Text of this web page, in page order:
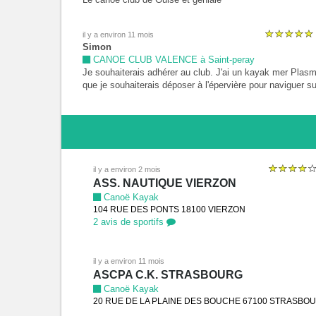
il y a environ 11 mois
Simon
CANOE CLUB VALENCE à Saint-peray
Je souhaiterais adhérer au club. J'ai un kayak mer
que je souhaiterais déposer à l'épervière pour naviguer
il y a environ 2 mois
ASS. NAUTIQUE VIERZON
Canoë Kayak
104 RUE DES PONTS 18100 VIERZON
2 avis de sportifs
il y a environ 11 mois
ASCPA C.K. STRASBOURG
Canoë Kayak
20 RUE DE LA PLAINE DES BOUCHE 67100